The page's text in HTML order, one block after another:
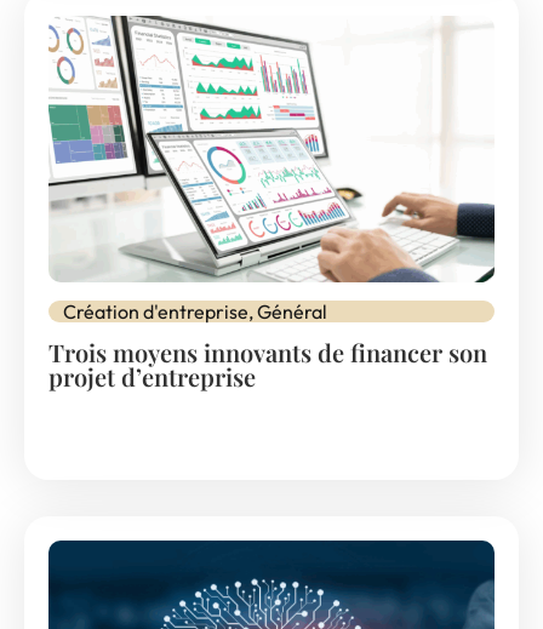
Création d'entreprise,Général
Trois moyens innovants de financer son
projet d’entreprise